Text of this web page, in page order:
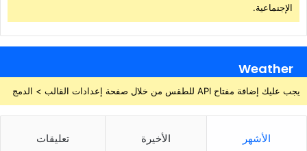
الإجتماعية.
Weather
يجب عليك إضافة مفتاح API للطقس من خلال صفحة إعدادات القالب > الدمج
الأشهر الأخيرة تعليقات